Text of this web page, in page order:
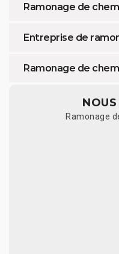
Ramonage de
Entreprise de
Ramonage de
Ramonage